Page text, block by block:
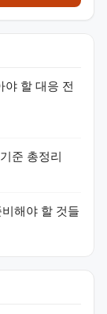
야 할 대응 전
준 총정리
해야 할 것들